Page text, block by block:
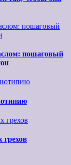
пошаговый
грехов